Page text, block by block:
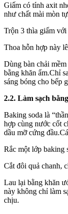
Giấm có tính axit
như chất mài mòn
Trộn 3 thìa giấm
Thoa hỗn hợp này
Dùng bàn chải
bằng khăn ẩm.Chỉ
sáng bóng cho bếp
2.2. Làm sạch
Baking soda là
hợp cùng nước cốt
dầu mỡ cứng
Rắc một lớp baking
Cắt đôi quả chanh,
Lau lại bằng khăn
này không chỉ làm
chịu.